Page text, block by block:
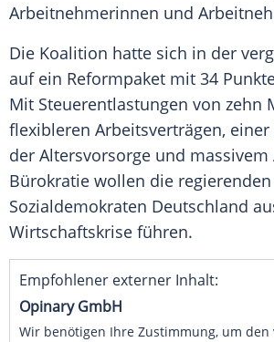
Arbeitnehmerinnen und
Die Koalition hatte sich in der
auf ein Reformpaket mit 34
Mit Steuerentlastungen von zehn
flexibleren Arbeitsverträgen,
der Altersvorsorge und massivem
Bürokratie wollen die
Sozialdemokraten Deutschland
Wirtschaftskrise führen.
Empfohlener externer Inhalt:
Opinary GmbH
Wir benötigen Ihre Zustimmung, um den